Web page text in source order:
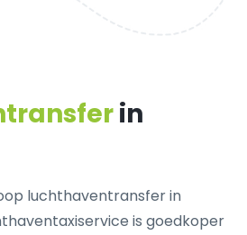
in
luchthaventransfer in
is goedkoper